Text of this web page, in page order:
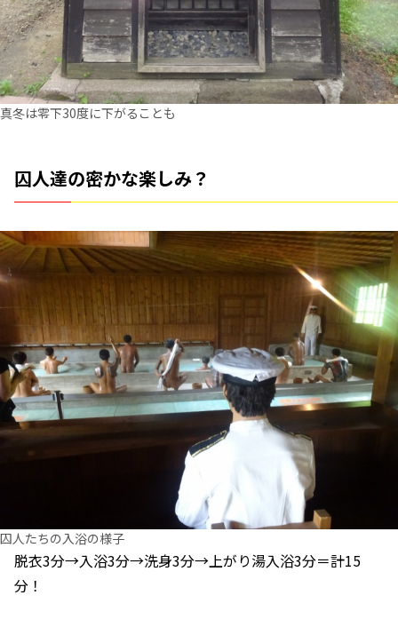
真冬は零下30度に下がることも
囚人達の密かな楽しみ？
囚人たちの入浴の様子
脱衣3分→入浴3分→洗身3分→上がり湯入浴3分＝計15
分！